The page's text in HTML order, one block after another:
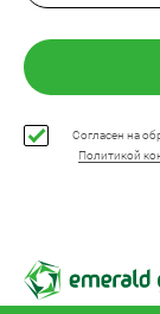
Согласен на
Политикой